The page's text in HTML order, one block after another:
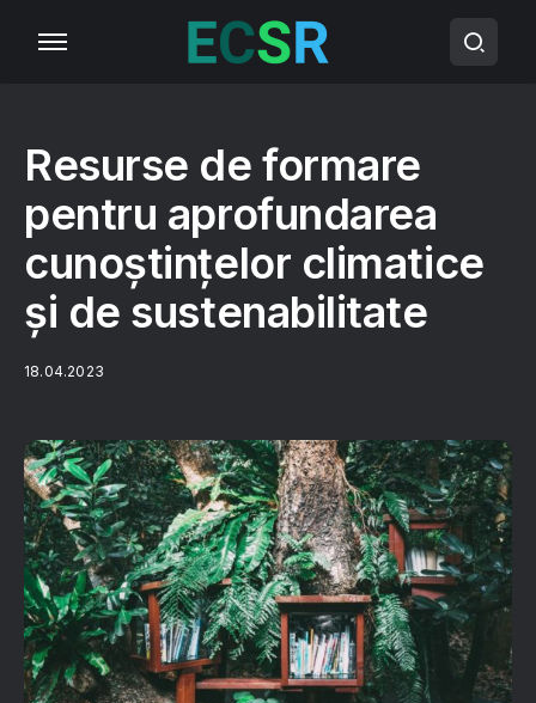
Resurse de formare
pentru aprofundarea
cunoștințelor climatice
și de sustenabilitate
18.04.2023